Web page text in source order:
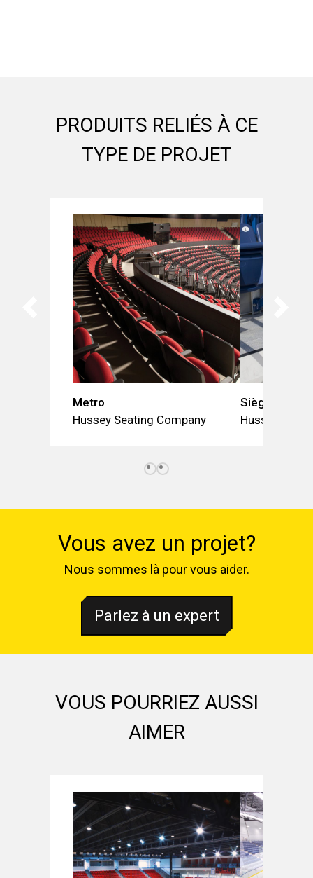
PRODUITS RELIÉS À CE
TYPE DE PROJET
Metro
Hussey Seating Company
Siège Fusion
Hussey
Vous avez un projet?
Nous sommes là pour vous aider.
Parlez à un expert
VOUS POURRIEZ AUSSI
AIMER